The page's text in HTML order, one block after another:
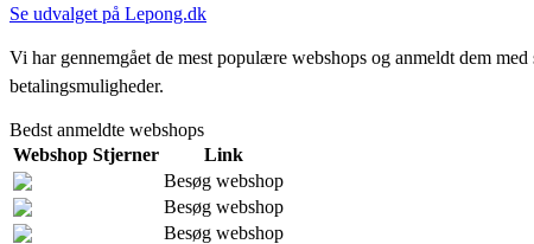
Se udvalget på Lepong.dk
Vi har gennemgået de mest populære webshops og anmeldt dem
betalingsmuligheder.
Bedst anmeldte webshops
Webshop Stjerner
Link
Besøg webshop
Besøg webshop
Besøg webshop